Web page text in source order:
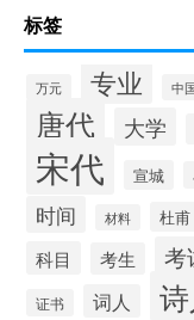
标签
万元 专业 中
唐代 大学
宋代 宣城
时间 材料 杜甫
科目 考生 考
证书 词人